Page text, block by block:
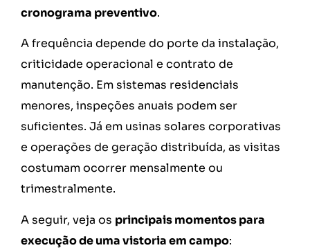
cronograma preventivo.
A frequência depende do porte da instalação,
criticidade operacional e contrato de
manutenção. Em sistemas residenciais
menores, inspeções anuais podem ser
suficientes. Já em usinas solares corporativas
e operações de geração distribuída, as visitas
costumam ocorrer mensalmente ou
trimestralmente.
A seguir, veja os principais momentos para
execução de uma vistoria em campo: